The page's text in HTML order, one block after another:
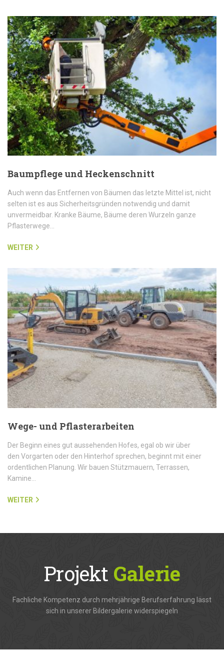
Baumpflege und Heckenschnitt
Auch wenn das Entfernen von Bäumen das letzte Mittel ist, nicht
selten ist es aus Sicherheitsgründen notwendig und damit
unvermeidbar. Kranke Bäume, Bäume deren Wurzeln ganze
Pflasterwege…
WEITER
Wege- und Pflasterarbeiten
Der Beginn eines gut aussehenden Hofes, egal ob wir über
den Vorgarten oder den Hinterhof sprechen, beginnt mit einer
ordentlichen Planung. Wir bauen Stützmauern, Terrassen,
Kamine…
WEITER
Projekt Galerie
Fachliche Kompetenz durch mehrjährige Berufserfahrung lässt
sich in unserer Bildergalerie widerspiegeln